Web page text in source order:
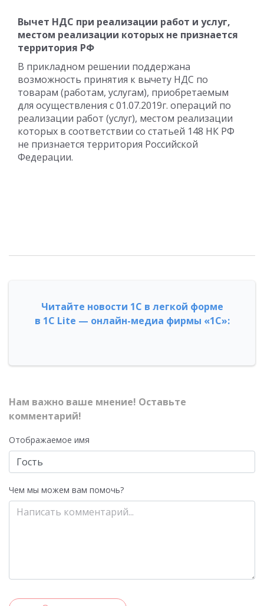
Вычет НДС при реализации работ и услуг,
местом реализации которых не признается
территория РФ
В прикладном решении поддержана
возможность принятия к вычету НДС по
товарам (работам, услугам), приобретаемым
для осуществления с 01.07.2019г. операций по
реализации работ (услуг), местом реализации
которых в соответствии со статьей 148 НК РФ
не признается территория Российской
Федерации.
Читайте новости 1С в легкой форме
в 1С Lite — онлайн-медиа фирмы «1С»:
Нам важно ваше мнение! Оставьте
комментарий!
Отображаемое имя
Чем мы можем вам помочь?